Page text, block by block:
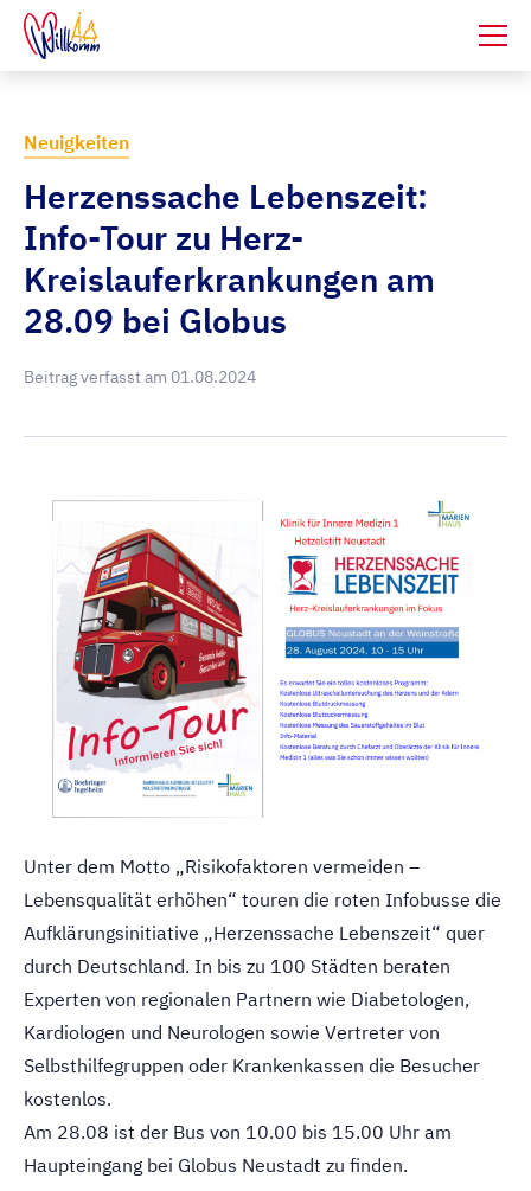
Neuigkeiten
Herzenssache Lebenszeit:
Info-Tour zu Herz-
Kreislauferkrankungen am
28.09 bei Globus
Beitrag verfasst am 01.08.2024
Unter dem Motto „Risikofaktoren vermeiden –
Lebensqualität erhöhen“ touren die roten Infobusse die
Aufklärungsinitiative „Herzenssache Lebenszeit“ quer
durch Deutschland. In bis zu 100 Städten beraten
Experten von regionalen Partnern wie Diabetologen,
Kardiologen und Neurologen sowie Vertreter von
Selbsthilfegruppen oder Krankenkassen die Besucher
kostenlos.
Am 28.08 ist der Bus von 10.00 bis 15.00 Uhr am
Haupteingang bei Globus Neustadt zu finden.